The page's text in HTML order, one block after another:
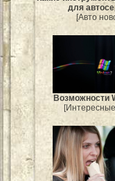
для
[Авто
Возможности